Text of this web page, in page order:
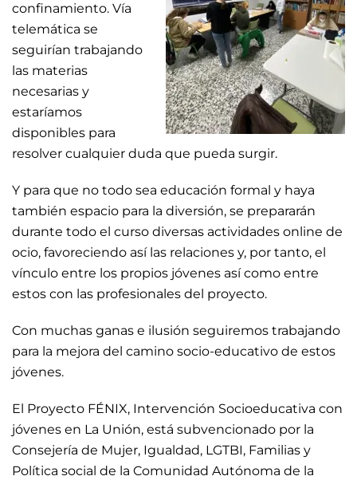
confinamiento. Vía
telemática se
seguirían trabajando
las materias
necesarias y
estaríamos
disponibles para
resolver cualquier duda que pueda surgir.
Y para que no todo sea educación formal y haya
también espacio para la diversión, se prepararán
durante todo el curso diversas actividades online de
ocio, favoreciendo así las relaciones y, por tanto, el
vínculo entre los propios jóvenes así como entre
estos con las profesionales del proyecto.
Con muchas ganas e ilusión seguiremos trabajando
para la mejora del camino socio-educativo de estos
jóvenes.
El Proyecto FÉNIX, Intervención Socioeducativa con
jóvenes en La Unión, está subvencionado por la
Consejería de Mujer, Igualdad, LGTBI, Familias y
Política social de la Comunidad Autónoma de la